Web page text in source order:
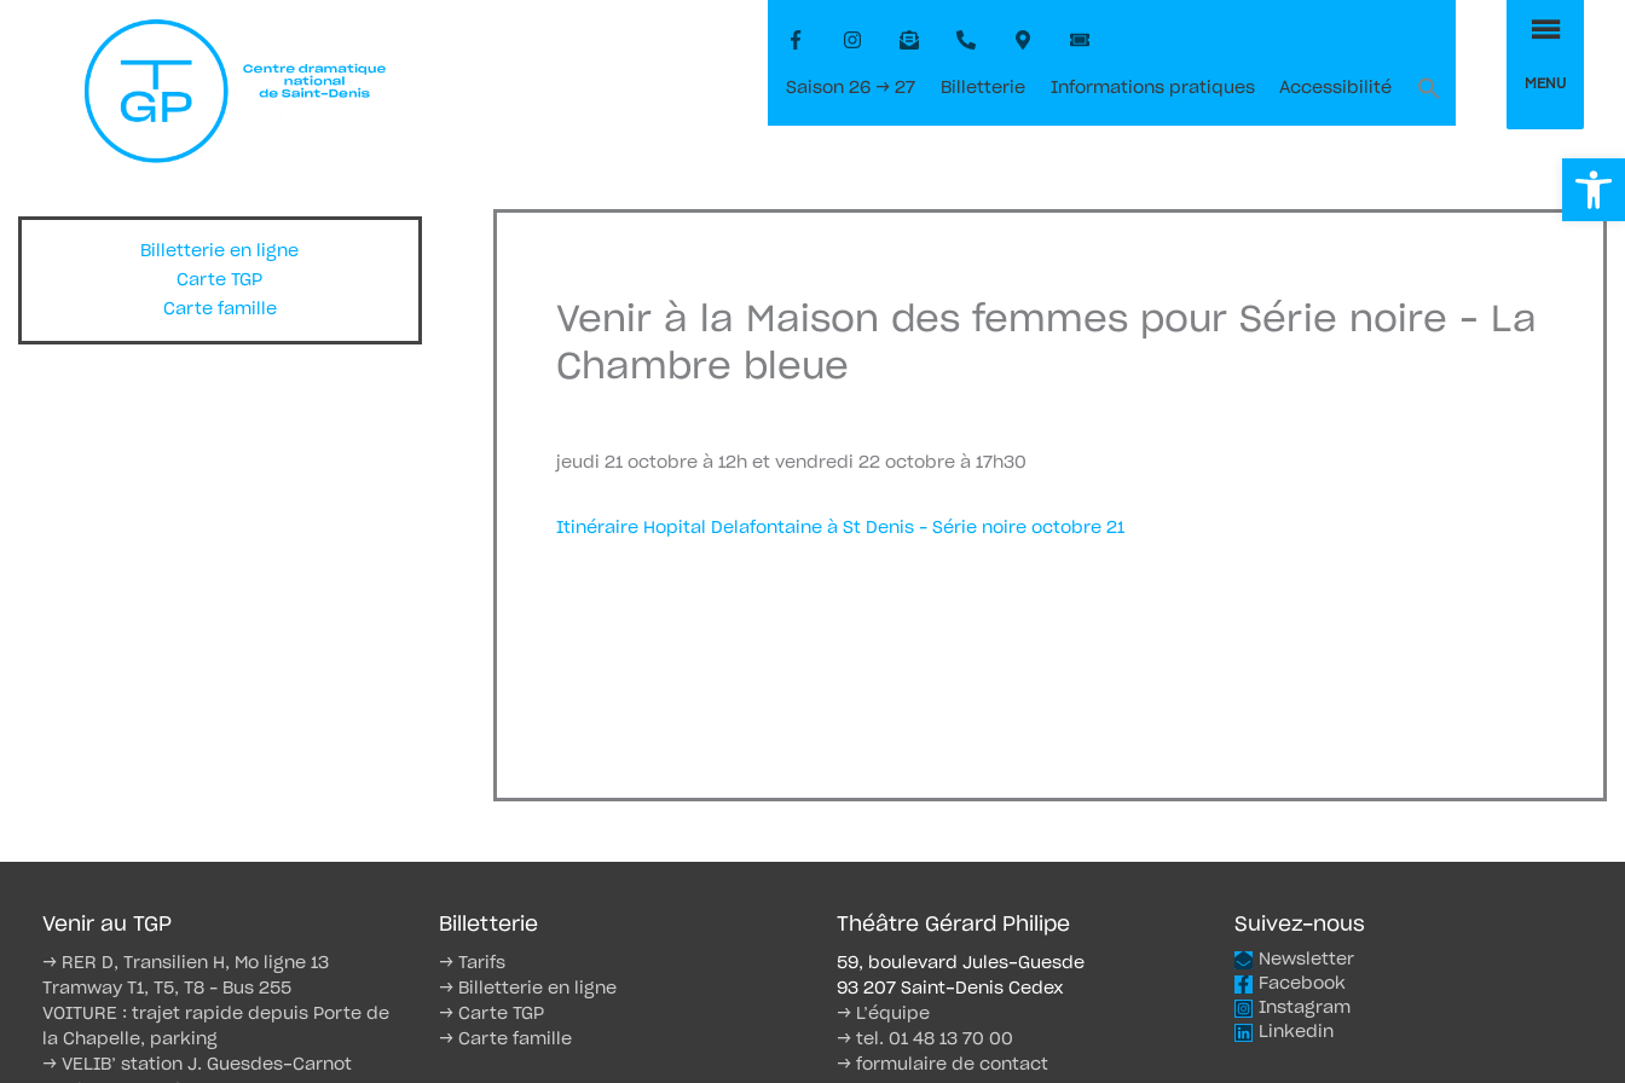
Saison 26 → 27 Billetterie Informations pratiques Accessibilité MENU
Billetterie en ligne
Carte TGP
Carte famille
Venir à la Maison des femmes pour Série noire – La
Chambre bleue
jeudi 21 octobre à 12h et vendredi 22 octobre à 17h30
Itinéraire Hopital Delafontaine à St Denis – Série noire octobre 21
Venir au TGP
→ RER D, Transilien H, Mo ligne 13
Tramway T1, T5, T8 – Bus 255
VOITURE : trajet rapide depuis Porte de
la Chapelle, parking
→ VELIB’ station J. Guesdes-Carnot
Billetterie
→ Tarifs
→ Billetterie en ligne
→ Carte TGP
→ Carte famille
Théâtre Gérard Philipe
59, boulevard Jules-Guesde
93 207 Saint-Denis Cedex
→ L’équipe
→ tel. 01 48 13 70 00
→ formulaire de contact
Suivez-nous
Newsletter
Facebook
Instagram
Linkedin